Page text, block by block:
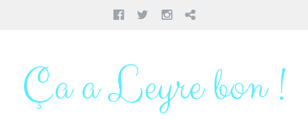
Facebook
TwitterInstagram
Pinterest
contenuÇa a Leyre bon !